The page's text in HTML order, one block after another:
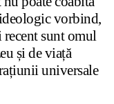
vorbind,
sunt omul
și de viață
universale